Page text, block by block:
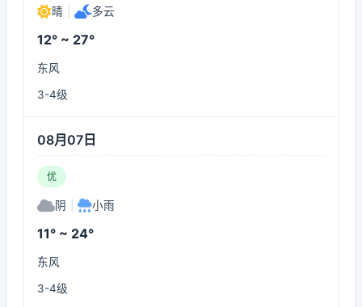
晴 多云
12° ~ 27°
东风
3-4级
08月07日
优
阴 小雨
11° ~ 24°
东风
3-4级